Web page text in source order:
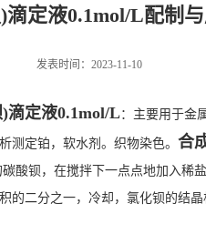
滴定液0.1mol/L配制与
发表时间：2023-11-10
滴定液0.1mol/L：主要用于金
测定铂，软水剂。织物染色。 合
酸钡，在搅拌下一点点地加入稀
的二分之一，冷却，氯化钡的结